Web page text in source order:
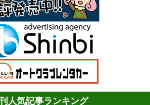
人気記事ランキング